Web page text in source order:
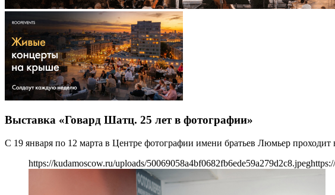
Выставка «Говард Шатц. 25 лет в фотографии»
С 19 января по 12 марта в Центре фотографии имени братьев Люмьер
https://kudamoscow.ru/uploads/50069058a4bf0682fb6ede59a279d2c8.jpeg